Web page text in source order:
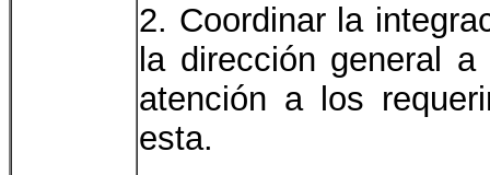
2. Coordinar la
la dirección general
atención a los
esta.